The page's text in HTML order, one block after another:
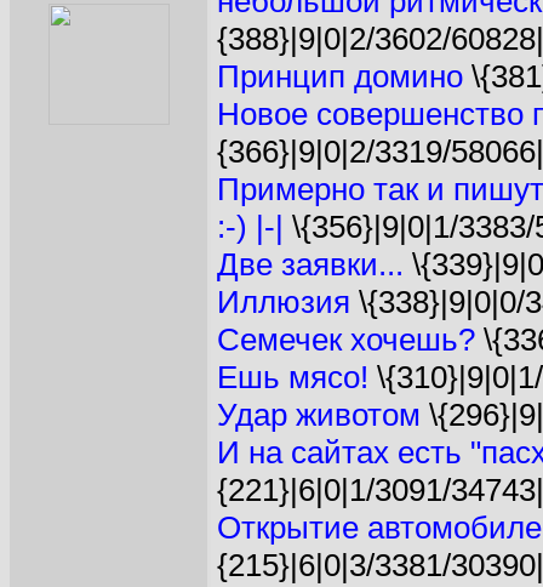
{388}|9|0|2/3602/60828|
Принцип домино
Новое совершенство
{366}|9|0|2/3319/58066|
Примерно так и
:-) |-| \{356}|9|0|1/3383/
Две заявки...
Иллюзия \{338}|9|0|0/
Семечек хочешь?
Ешь мясо!
Удар животом
И на сайтах есть
{221}|6|0|1/3091/34743|
Открытие
{215}|6|0|3/3381/30390|